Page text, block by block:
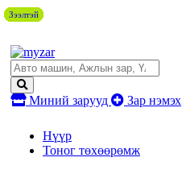
Миний зарууд Зар нэмэх
Нүүр
Тоног төхөөрөмж
Зээлтэй
Зээлтэй
Зээлтэй
Зээлтэй
Зээлтэй
Зээлтэй
Зээлтэй
Зээлтэй
Зээлтэй